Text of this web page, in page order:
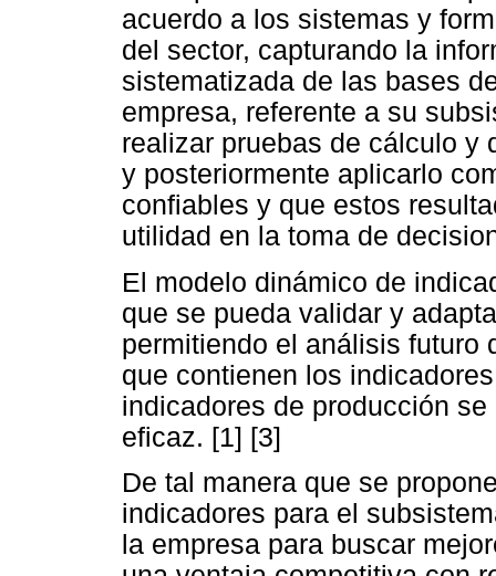
acuerdo a los sistemas y
del sector, capturando la
sistematizada de las bases
empresa, referente a su
realizar pruebas de cálculo y
y posteriormente aplicarlo
confiables y que estos
utilidad en la toma de
El modelo dinámico de
que se pueda validar y
permitiendo el análisis futuro
que contienen los
indicadores de producción
eficaz. [1] [3]
De tal manera que se
indicadores para el
la empresa para buscar